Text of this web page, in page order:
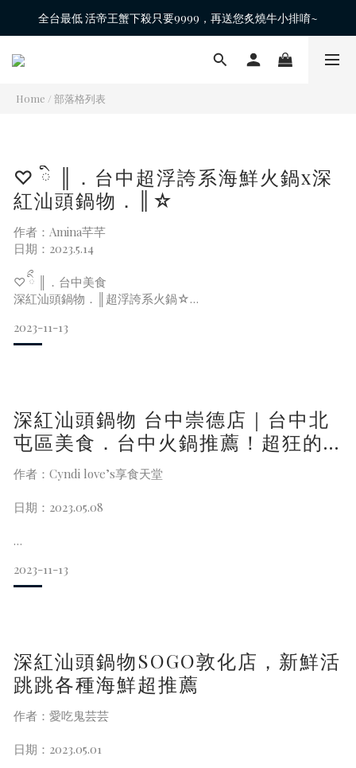
全台最低 活帝王蟹下殺只要9999，再送您炙燒牛小排唷~
Home / 部落格列表
♡ ིྀ ║．台中超浮誇系海鮮火鍋x深
紅汕頭鍋物．║☆
作者：Amina芊芊
日期：2023.5.14
♡ ིྀ ║．台中美食
深紅汕頭鍋物．║超浮誇系火鍋☆
深紅汕頭鍋物最夯最浮誇聞名的是海鮮系列必點的套餐
我點的套餐有海鮮與肉品都吃的到
他們家的海鮮評價還不錯 ✯⸜(ᶿ̷ധᶿ̷)⸝✯
點餐方式掃Q-Rord線上點餐～
店裡環境很乾淨 用餐起來很舒服~
煮火鍋就是怕煮太久會影響到原本的肉質
店裡生意很好 可以先提前預約 有些季節限定的食材
2023-11-13
深紅汕頭鍋物 台中崇德店｜台中北
屯區美食．台中火鍋推薦！超狂的
屠龍計劃整排活體龍蝦海鮮等你來
挑戰，雙人海陸套餐1299元起(昌平
東五路美食)
作者：Cyndi love’s享食天堂
日期：2023.05.08
深紅汕頭鍋物 台中崇德店，台中北屯區昌平東五路美食．台中
火鍋推薦這家台中八二三紀念公園附近，多人聚餐推薦超狂的
店家資訊
台中火鍋推薦
深紅汕頭鍋物 台中崇德店
2023-11-13
深紅汕頭鍋物SOGO敦化店，新鮮活
跳跳各種海鮮超推薦
作者：愛吃鬼芸芸
日期：2023.05.01